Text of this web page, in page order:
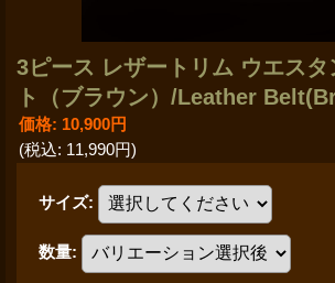
3ピース レザートリム ウエス
ト（ブラウン）/Leather
価格: 10,900円
(税込: 11,990円)
サイズ:
数量: